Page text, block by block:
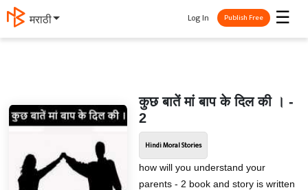
मराठी ☰
Log In Publish Free
कुछ बातें मां बाप के दिल की । -
2
Hindi Moral Stories
how will you understand your
parents - 2 book and story is written